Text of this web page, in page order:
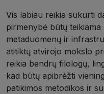
Vis labiau reikia sukurti
pirmenybė būtų
metaduomenų ir
atitiktų atvirojo mokslo
reikia bendrų filologų,
kad būtų apibrėžti
patikimos metodikos ir